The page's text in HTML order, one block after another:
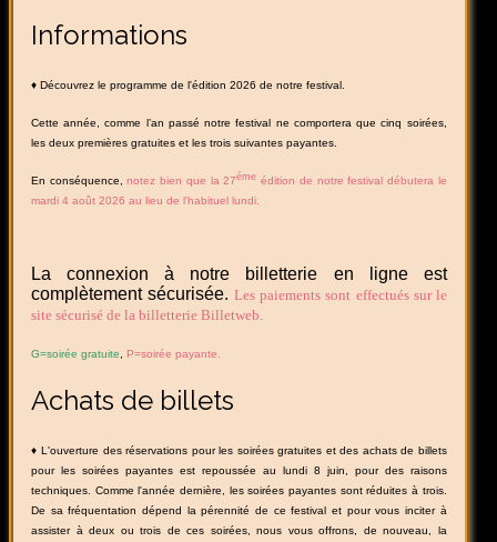
Informations
♦ Découvrez le programme de l'édition 2026 de notre festival.
Cette année, comme l’an passé notre festival ne comportera que cinq soirées,
les deux premières gratuites et les trois suivantes payantes.
En conséquence,notez bien que la 27éme édition de notre festival débutera le
mardi 4 août 2026 au lieu de l'habituel lundi.
La connexion à notre billetterie en ligne est
complètement sécurisée.Les paiements sont effectués sur le
site sécurisé de la billetterie Billetweb.
G=soirée gratuite P=soirée payante.
Achats de billets
♦ L'ouverture des réservations pour les soirées gratuites et des achats de billets
pour les soirées payantes est repoussée au lundi 8 juin, pour des raisons
techniques. Comme l'année dernière, les soirées payantes sont réduites à trois.
De sa fréquentation dépend la pérennité de ce festival et pour vous inciter à
assister à deux ou trois de ces soirées, nous vous offrons, de nouveau, la